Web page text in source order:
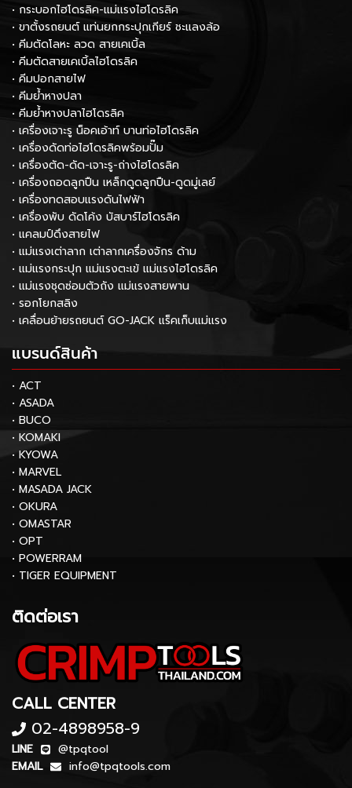
• กระบอกไฮโดรลิค-แม่แรงไฮโดรลิค
• ขาตั้งรถยนต์ แท่นยกกระปุกเกียร์ ชะแลงล้อ
• คีมตัดโลหะ ลวด สายเคเบิ้ล
• คีมตัดสายเคเบิ้ลไฮโดรลิค
• คีมปอกสายไฟ
• คีมย้ำหางปลา
• คีมย้ำหางปลาไฮโดรลิค
• เครื่องเจาะรู น็อคเอ้าท์ บานท่อไฮโดรลิค
• เครื่องดัดท่อไฮโดรลิคพร้อมปั๊ม
• เครื่องตัด-ดัด-เจาะรู-ถ่างไฮโดรลิค
• เครื่องถอดลูกปืน เหล็กดูดลูกปืน-ดูดมู่เลย์
• เครื่องทดสอบแรงดันไฟฟ้า
• เครื่องพับ ดัดโค้ง บัสบาร์ไฮโดรลิค
• แคลมป์ดึงสายไฟ
• แม่แรงเต่าลาก เต่าลากเครื่องจักร ด้าม
• แม่แรงกระปุก แม่แรงตะเข้ แม่แรงไฮโดรลิค
• แม่แรงชุดซ่อมตัวถัง แม่แรงสายพาน
• รอกโยกสลิง
• เคลื่อนย้ายรถยนต์ GO-JACK แร็คเก็บแม่แรง
แบรนด์สินค้า
• ACT
• ASADA
• BUCO
• KOMAKI
• KYOWA
• MARVEL
• MASADA JACK
• OKURA
• OMASTAR
• OPT
• POWERRAM
• TIGER EQUIPMENT
ติดต่อเรา
CALL CENTER
02-4898958-9
LINE
@tpqtool
EMAIL
info@tpqtools.com